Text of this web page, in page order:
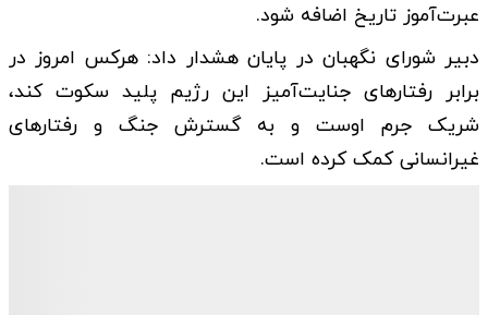
عبرت‌آموز تاریخ اضافه شود.
دبیر شورای نگهبان در پایان هشدار داد: هرکس امروز در
برابر رفتارهای جنایت‌آمیز این رژیم پلید سکوت کند،
شریک جرم اوست و به گسترش جنگ و رفتارهای
غیرانسانی کمک کرده است.